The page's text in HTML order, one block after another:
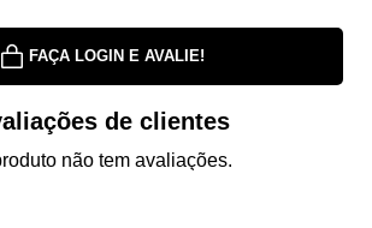
FAÇA LOGIN E AVALIE!
de clientes
não tem avaliações.